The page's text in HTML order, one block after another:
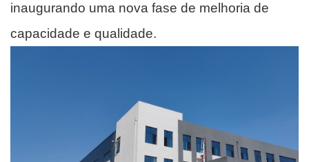
inaugurando uma nova fase de melhoria de
capacidade e qualidade.